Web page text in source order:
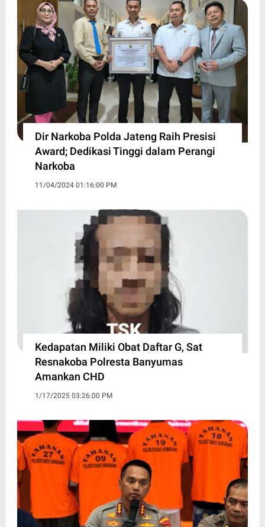
Dir Narkoba Polda Jateng Raih Presisi
Award; Dedikasi Tinggi dalam Perangi
Narkoba
11/04/2024 01:16:00 PM
Kedapatan Miliki Obat Daftar G, Sat
Resnakoba Polresta Banyumas
Amankan CHD
1/17/2025 03:26:00 PM